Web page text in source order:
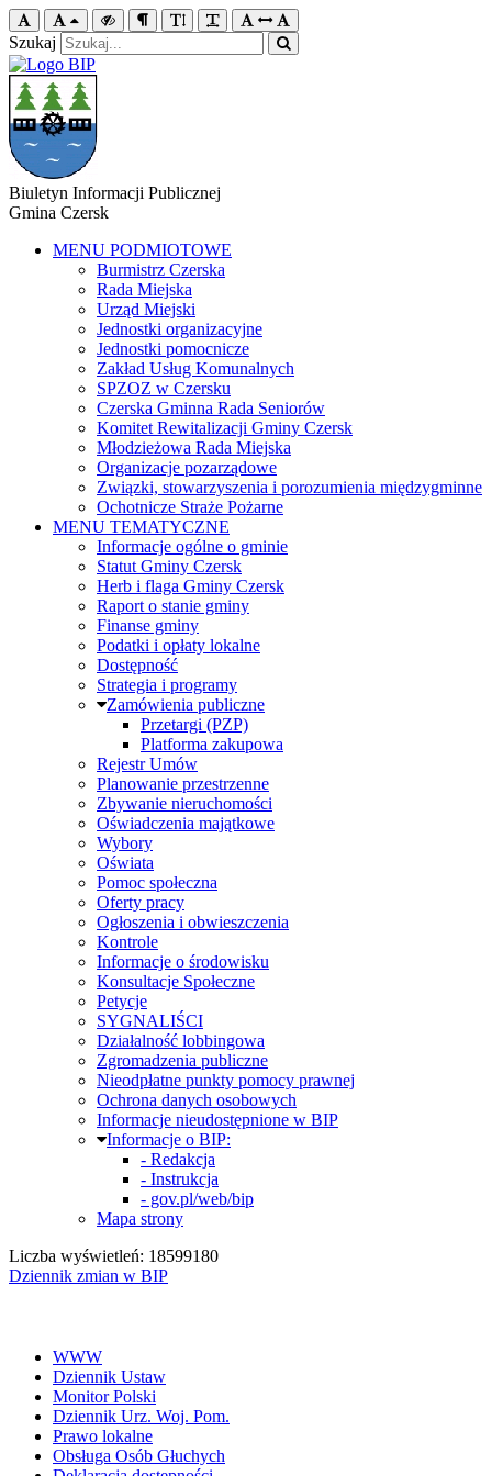
Szukaj
Biuletyn Informacji Publicznej
Gmina Czersk
MENU PODMIOTOWE
Burmistrz Czerska
Rada Miejska
Urząd Miejski
Jednostki organizacyjne
Jednostki pomocnicze
Zakład Usług Komunalnych
SPZOZ w Czersku
Czerska Gminna Rada Seniorów
Komitet Rewitalizacji Gminy Czersk
Młodzieżowa Rada Miejska
Organizacje pozarządowe
Związki, stowarzyszenia i porozumienia międzygminne
Ochotnicze Straże Pożarne
MENU TEMATYCZNE
Informacje ogólne o gminie
Statut Gminy Czersk
Herb i flaga Gminy Czersk
Raport o stanie gminy
Finanse gminy
Podatki i opłaty lokalne
Dostępność
Strategia i programy
Zamówienia publiczne
Przetargi (PZP)
Platforma zakupowa
Rejestr Umów
Planowanie przestrzenne
Zbywanie nieruchomości
Oświadczenia majątkowe
Wybory
Oświata
Pomoc społeczna
Oferty pracy
Ogłoszenia i obwieszczenia
Kontrole
Informacje o środowisku
Konsultacje Społeczne
Petycje
SYGNALIŚCI
Działalność lobbingowa
Zgromadzenia publiczne
Nieodpłatne punkty pomocy prawnej
Ochrona danych osobowych
Informacje nieudostępnione w BIP
Informacje o BIP:
- Redakcja
- Instrukcja
- gov.pl/web/bip
Mapa strony
Liczba wyświetleń: 18599180
Dziennik zmian w BIP
WWW
Dziennik Ustaw
Monitor Polski
Dziennik Urz. Woj. Pom.
Prawo lokalne
Obsługa Osób Głuchych